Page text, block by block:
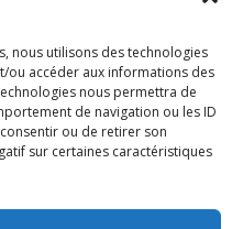
nous utilisons des technologies
ou accéder aux informations des
nous permettra de
de navigation ou les ID
ou de retirer son
sur certaines caractéristiques
Tarifs